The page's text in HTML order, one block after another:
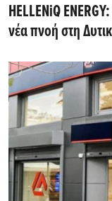
HELLENiQ
νέα πνοή στη